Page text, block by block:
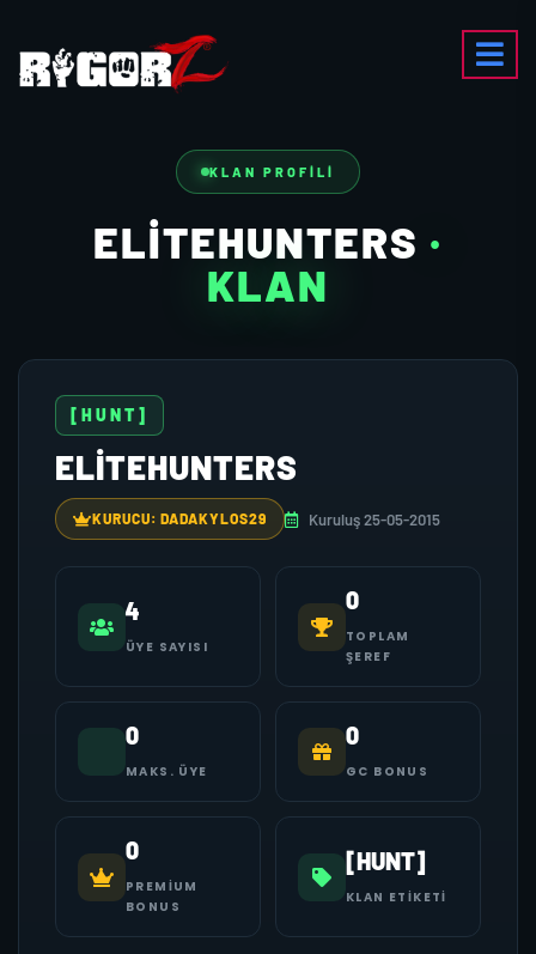
KLAN PROFILI
ELITEHUNTERS ·
KLAN
[HUNT]
ELITEHUNTERS
KURUCU: DADAKYLOS29 Kuruluş 25-05-2015
4
ÜYE SAYISI
0
TOPLAM
ŞEREF
0
MAKS. ÜYE
0
GC BONUS
0
PREMIUM
BONUS
[HUNT]
KLAN ETIKETI